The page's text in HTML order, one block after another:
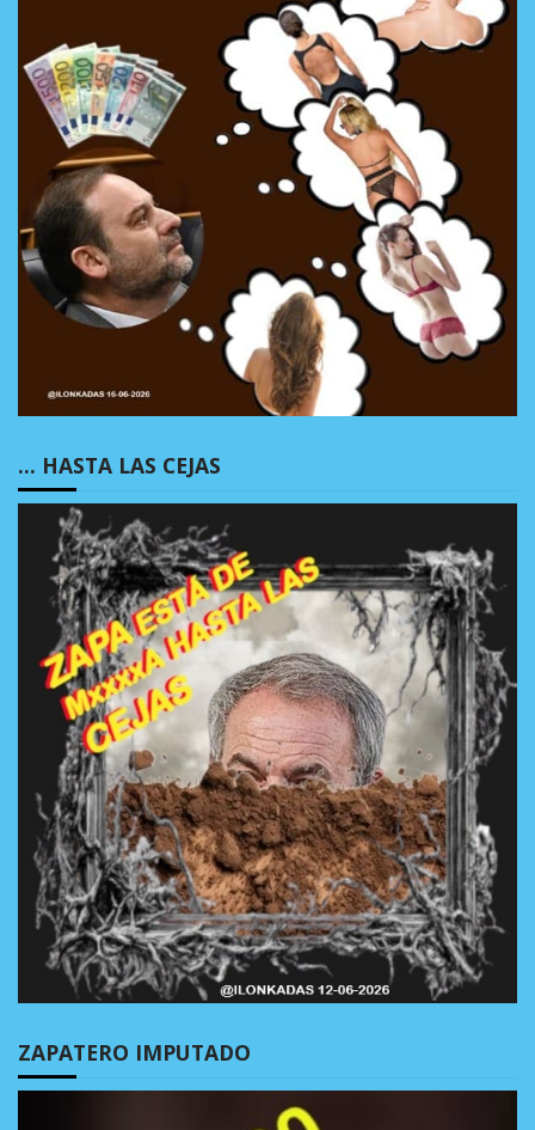
… HASTA LAS CEJAS
ZAPATERO IMPUTADO